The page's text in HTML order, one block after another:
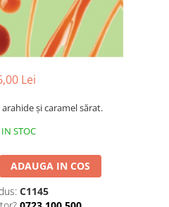
Lei
și caramel sărat.
IN STOC
ADAUGA IN COS
C1145